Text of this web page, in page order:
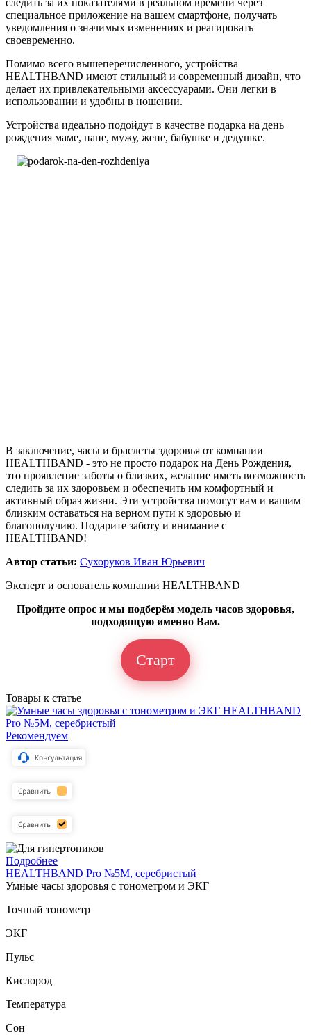
следить за их показателями в реальном времени через
специальное приложение на вашем смартфоне, получать
уведомления о значимых изменениях и реагировать
своевременно.
Помимо всего вышеперечисленного, устройства
HEALTHBAND имеют стильный и современный дизайн, что
делает их привлекательными аксессуарами. Они легки в
использовании и удобны в ношении.
Устройства идеально подойдут в качестве подарка на день
рождения маме, папе, мужу, жене, бабушке и дедушке.
В заключение, часы и браслеты здоровья от компании
HEALTHBAND - это не просто подарок на День Рождения,
это проявление заботы о близких, желание иметь возможность
следить за их здоровьем и обеспечить им комфортный и
активный образ жизни. Эти устройства помогут вам и вашим
близким оставаться на верном пути к здоровью и
благополучию. Подарите заботу и внимание с
HEALTHBAND!
Автор статьи: Сухоруков Иван Юрьевич
Эксперт и основатель компании HEALTHBAND
Пройдите опрос и мы подберём модель часов здоровья,
подходящую именно Вам.
Старт
Товары к статье
Рекомендуем
Подробнее
HEALTHBAND Pro №5M, серебристый
Умные часы здоровья с тонометром и ЭКГ
Точный тонометр
ЭКГ
Пульс
Кислород
Температура
Сон